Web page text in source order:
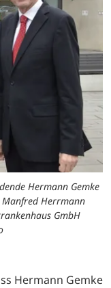
Hermann Gemke
Herrmann
GmbH
Hermann Gemke